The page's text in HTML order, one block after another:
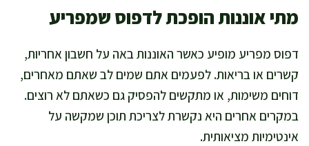
מתי אוננות הופכת לדפוס שמפריע
דפוס מפריע מופיע כאשר האוננות באה על חשבון אחריות,
קשרים או בריאות. לפעמים אתם שמים לב שאתם מאחרים,
דוחים משימות, או מתקשים להפסיק גם כשאתם לא רוצים.
במקרים אחרים היא נקשרת לצריכת תוכן שמקשה על
אינטימיות מציאותית.